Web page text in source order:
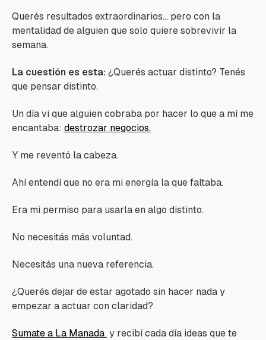
Querés resultados extraordinarios... pero con la
mentalidad de alguien que solo quiere sobrevivir la
semana.
La cuestión es esta: ¿Querés actuar distinto? Tenés
que pensar distinto.
Un día vi que alguien cobraba por hacer lo que a mí me
encantaba: destrozar negocios.
Y me reventó la cabeza.
Ahí entendí que no era mi energía la que faltaba.
Era mi permiso para usarla en algo distinto.
No necesitás más voluntad.
Necesitás una nueva referencia.
¿Querés dejar de estar agotado sin hacer nada y
empezar a actuar con claridad?
Sumate a La Manada y recibí cada día ideas que te